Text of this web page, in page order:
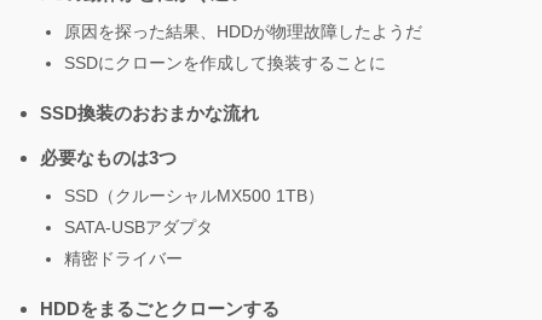
原因を探った結果、HDDが物理故障したようだ
SSDにクローンを作成して換装することに
SSD換装のおおまかな流れ
必要なものは3つ
SSD（クルーシャルMX500 1TB）
SATA-USBアダプタ
精密ドライバー
HDDをまるごとクローンする